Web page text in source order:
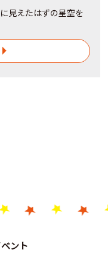
見えたはずの星空を
ント